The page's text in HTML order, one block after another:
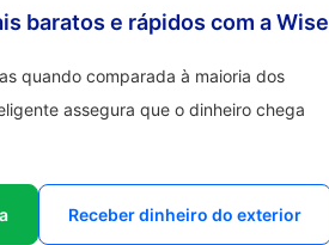
baratos e rápidos com a Wise
quando comparada à maioria dos
assegura que o dinheiro chega
Receber dinheiro do exterior